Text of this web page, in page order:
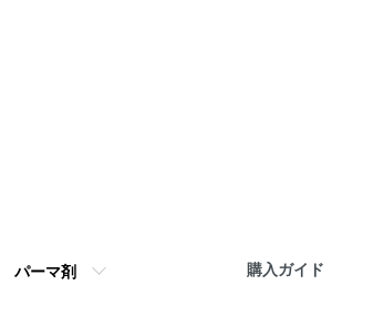
パーマ剤 購入ガイド